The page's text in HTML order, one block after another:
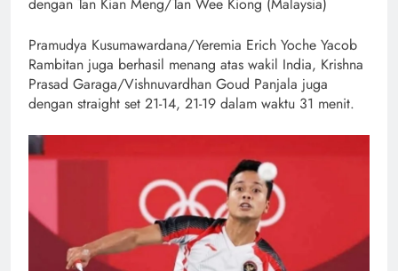
Pramudya Kusumawardana/Yeremia Erich Yoche Yacob
Rambitan juga berhasil menang atas wakil India, Krishna
Prasad Garaga/Vishnuvardhan Goud Panjala juga
dengan straight set 21-14, 21-19 dalam waktu 31 menit.